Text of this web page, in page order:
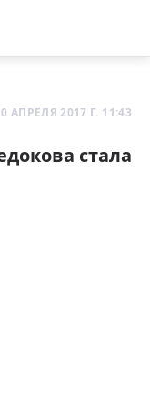
АПРЕЛЯ 2017 Г. 11:43
стала